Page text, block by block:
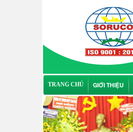
TRANG CHỦ GIỚI THIỆU